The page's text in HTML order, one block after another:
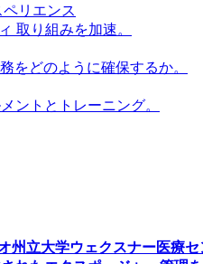
リエンス
取り組みを加速。
をどのように確保するか。
ントとトレーニング。
州立大学ウェクスナー医療セ